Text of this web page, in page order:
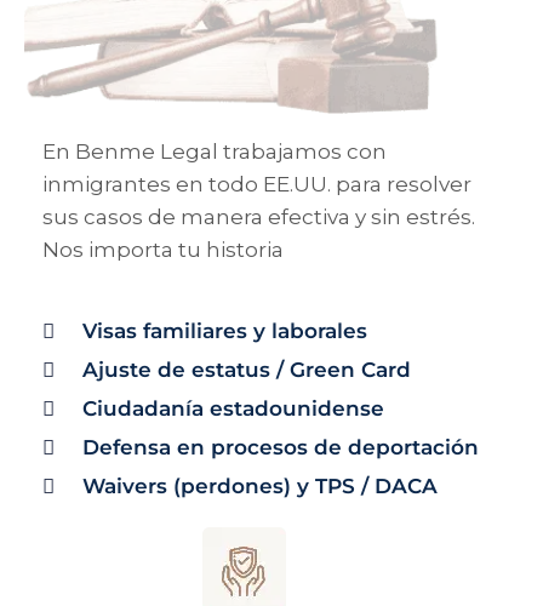
En Benme Legal trabajamos con
inmigrantes en todo EE.UU. para resolver
sus casos de manera efectiva y sin estrés.
Nos importa tu historia
Visas familiares y laborales
Ajuste de estatus / Green Card
Ciudadanía estadounidense
Defensa en procesos de deportación
Waivers (perdones) y TPS / DACA